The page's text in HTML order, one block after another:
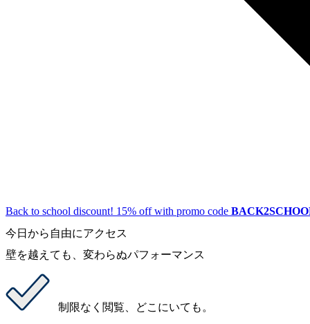
Back to school discount! 15% off with promo code
今日から自由にアクセス
壁を越えても、変わらぬパフォーマンス
制限なく閲覧、どこにいても。